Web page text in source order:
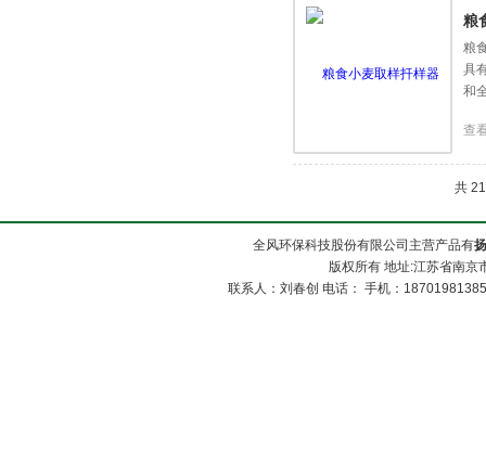
粮
粮
具
和
查
共
全风环保科技股份有限公司主营产品有
版权所有 地址:江苏省南
联系人：刘春创 电话： 手机：